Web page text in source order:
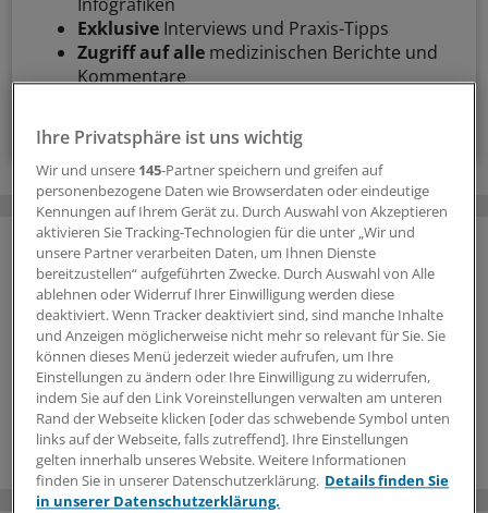
Exklusive Interviews und Praxis-Tipps
Zugriff auf alle medizinischen Berichte und
Kommentare
Ihre Privatsphäre ist uns wichtig
Wir und unsere 145-Partner speichern und greifen auf
personenbezogene Daten wie Browserdaten oder eindeutige
Kennungen auf Ihrem Gerät zu. Durch Auswahl von Akzeptieren
aktivieren Sie Tracking-Technologien für die unter „Wir und
unsere Partner verarbeiten Daten, um Ihnen Dienste
bereitzustellen“ aufgeführten Zwecke. Durch Auswahl von Alle
ablehnen oder Widerruf Ihrer Einwilligung werden diese
deaktiviert. Wenn Tracker deaktiviert sind, sind manche Inhalte
und Anzeigen möglicherweise nicht mehr so relevant für Sie. Sie
können dieses Menü jederzeit wieder aufrufen, um Ihre
Einstellungen zu ändern oder Ihre Einwilligung zu widerrufen,
indem Sie auf den Link Voreinstellungen verwalten am unteren
Rand der Webseite klicken [oder das schwebende Symbol unten
links auf der Webseite, falls zutreffend]. Ihre Einstellungen
gelten innerhalb unseres Website. Weitere Informationen
finden Sie in unserer Datenschutzerklärung. Details finden Sie
in unserer Datenschutzerklärung.